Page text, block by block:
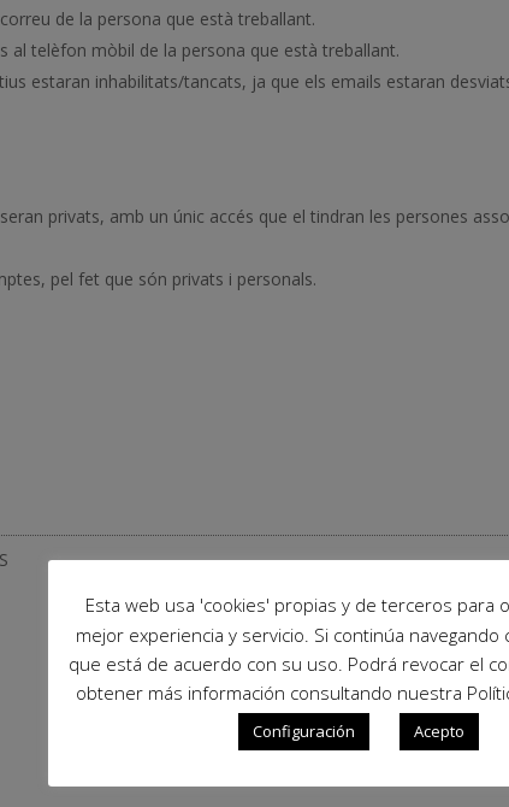
de la persona que està treballant.
al telèfon mòbil de la persona que està treballant.
estaran inhabilitats/tancats, ja que els emails estaran
privats, amb un únic accés que el tindran les persones
pel fet que són privats i personals.
Esta web usa 'cookies' propias y de terceros para
mejor experiencia y servicio. Si continúa navegando
que está de acuerdo con su uso. Podrá revocar el
obtener más información consultando nuestra
Configuración Acepto